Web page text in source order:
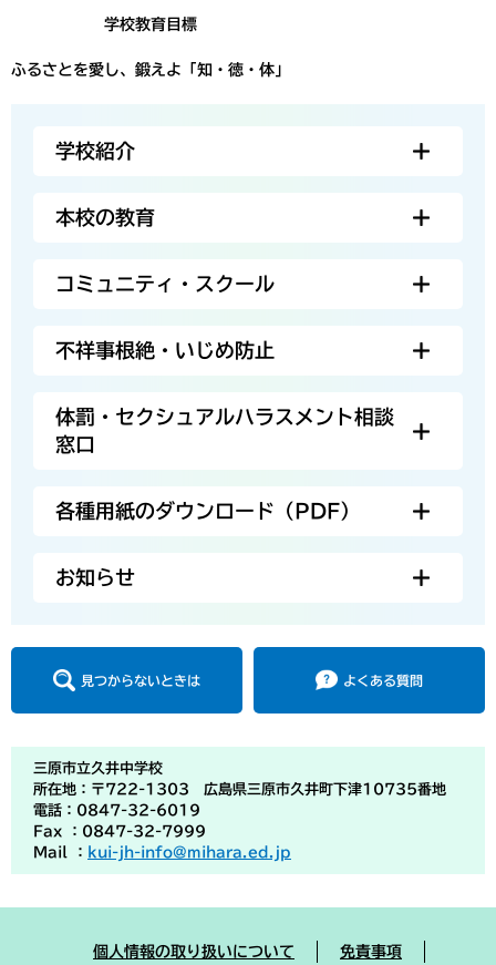
学校教育目標
ふるさとを愛し、鍛えよ「知・徳・体」
学校紹介
本校の教育
コミュニティ・スクール
不祥事根絶・いじめ防止
体罰・セクシュアルハラスメント相談
窓口
各種用紙のダウンロード（PDF）
お知らせ
見つからないときは よくある質問
三原市立久井中学校
所在地：〒722-1303 広島県三原市久井町下津10735番地
電話：0847-32-6019
Fax ：0847-32-7999
Mail ： kui-jh-info@mihara.ed.jp
個人情報の取り扱いについて 免責事項